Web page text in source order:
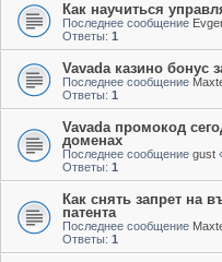
Как научиться
Последнее сообщение
Ответы: 1
Vavada казино бонус
Последнее сообщение
Ответы: 1
Vavada промокод
доменах
Последнее сообщение gust
Ответы: 1
Как снять запрет на
патента
Последнее сообщение
Ответы: 1